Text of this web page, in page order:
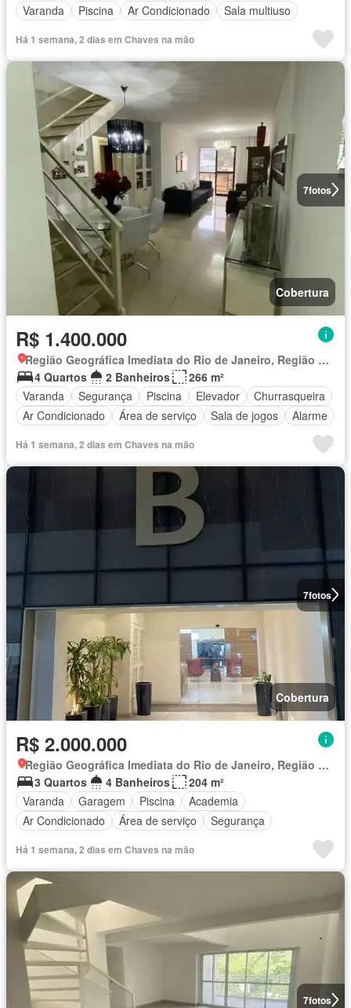
Varanda
Piscina Ar Condicionado Sala multiuso
Há 1 semana, 2 dias em Chaves na mão
7fotos
Cobertura
R$ 1.400.000
Região Geográfica Imediata do Rio de Janeiro, Região Metropolitana do Rio de Janeiro
4 Quartos
2 Banheiros
266 m²
Varanda
Segurança Piscina Elevador
Churrasqueira
Ar Condicionado
Área de serviço Sala de jogos Alarme
Há 1 semana, 2 dias em Chaves na mão
7fotos
Cobertura
R$ 2.000.000
Região Geográfica Imediata do Rio de Janeiro, Região Metropolitana do Rio de Janeiro
3 Quartos
4 Banheiros
204 m²
Varanda
Garagem Piscina
Academia
Ar Condicionado
Área de serviço Segurança
Há 1 semana, 2 dias em Chaves na mão
7fotos